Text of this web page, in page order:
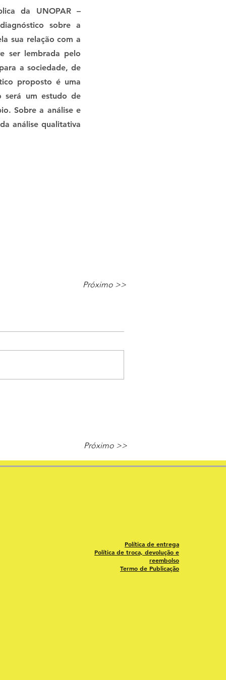
da UNOPAR –
sobre a
sua relação com a
ser lembrada pelo
a sociedade, de
proposto é uma
será um estudo de
Sobre a análise e
análise qualitativa
Próximo >>
Próximo >>
Política de entrega
Política de troca, devolução e
reembolso
Termo de Publicação